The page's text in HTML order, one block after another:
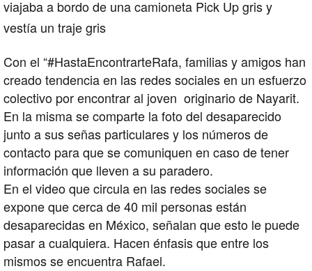
viajaba a bordo de una camioneta Pick Up gris y
vestía un traje gris
Con el “#HastaEncontrarteRafa, familias y amigos han
creado tendencia en las redes sociales en un esfuerzo
colectivo por encontrar al joven originario de Nayarit.
En la misma se comparte la foto del desaparecido
junto a sus señas particulares y los números de
contacto para que se comuniquen en caso de tener
información que lleven a su paradero.
En el video que circula en las redes sociales se
expone que cerca de 40 mil personas están
desaparecidas en México, señalan que esto le puede
pasar a cualquiera. Hacen énfasis que entre los
mismos se encuentra Rafael.